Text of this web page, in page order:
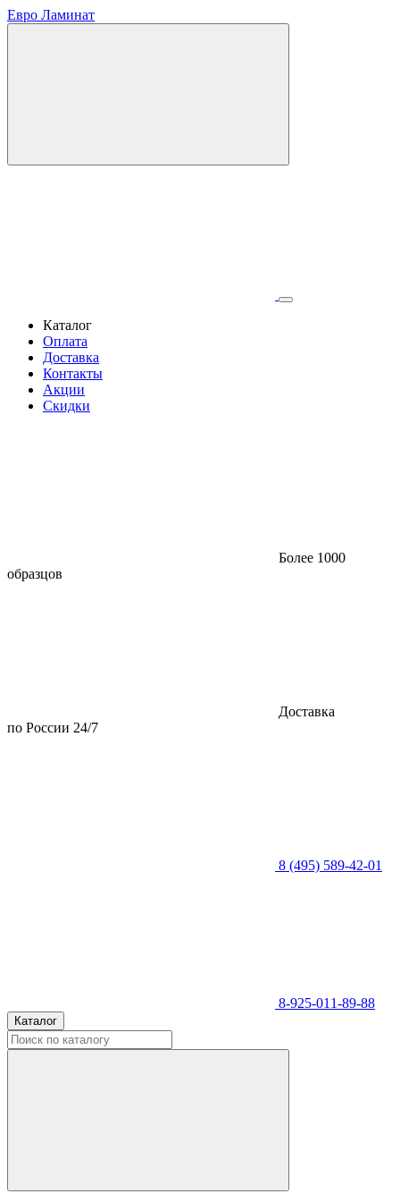
Евро Ламинат
Каталог
Оплата
Доставка
Контакты
Акции
Скидки
Более 1000
образцов
Доставка
по России 24/7
8 (495) 589-42-01
8-925-011-89-88
Каталог